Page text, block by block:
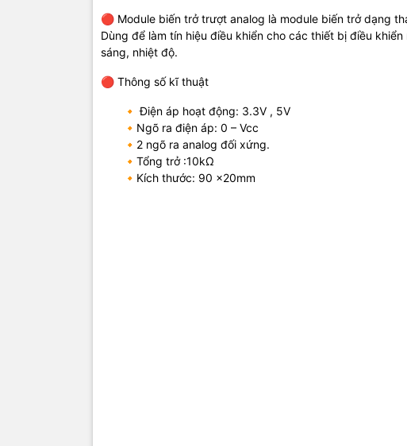
🔴 Module biến trở trượt analog là module biến trở dạng
Dùng để làm tín hiệu điều khiển cho các thiết bị điều
sáng, nhiệt độ.
🔴 Thông số kĩ thuật
🔸 Điện áp hoạt động: 3.3V , 5V
🔸Ngõ ra điện áp: 0 – Vcc
🔸2 ngõ ra analog đối xứng.
🔸Tổng trở :10kΩ
🔸Kích thước: 90 x20mm